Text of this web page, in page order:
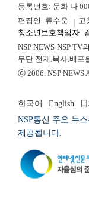
등록번호: 문화 나
편집인: 류수운
고
청소년보호책임자:
NSP NEWS·NSP
무단 전재.복사.배포
ⓒ 2006. NSP NEWS
한국어 English
NSP통신 주요 뉴
제공됩니다.